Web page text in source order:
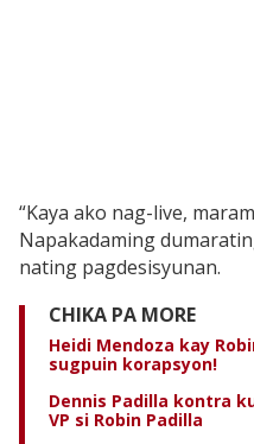
“Kaya ako nag-live,
Napakadaming
nating pagdesisyunan.
CHIKA PA MORE
Heidi Mendoza kay
sugpuin korapsyon!
Dennis Padilla kontra
VP si Robin Padilla